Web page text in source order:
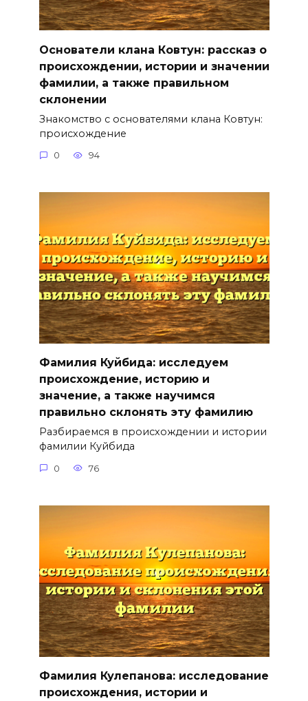
Основатели клана Ковтун: рассказ о
происхождении, истории и значении
фамилии, а также правильном
склонении
Знакомство с основателями клана Ковтун:
происхождение
0 94
Фамилия Куйбида: исследуем
происхождение, историю и
значение, а также научимся
правильно склонять эту фамилию
Разбираемся в происхождении и истории
фамилии Куйбида
0 76
Фамилия Кулепанова: исследование
происхождения, истории и